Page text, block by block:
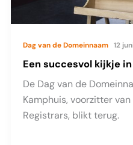
Dag van de Domeinnaam 12
Een succesvol kijkje
De Dag van de
Kamphuis, voorzitter
Registrars, blikt terug.